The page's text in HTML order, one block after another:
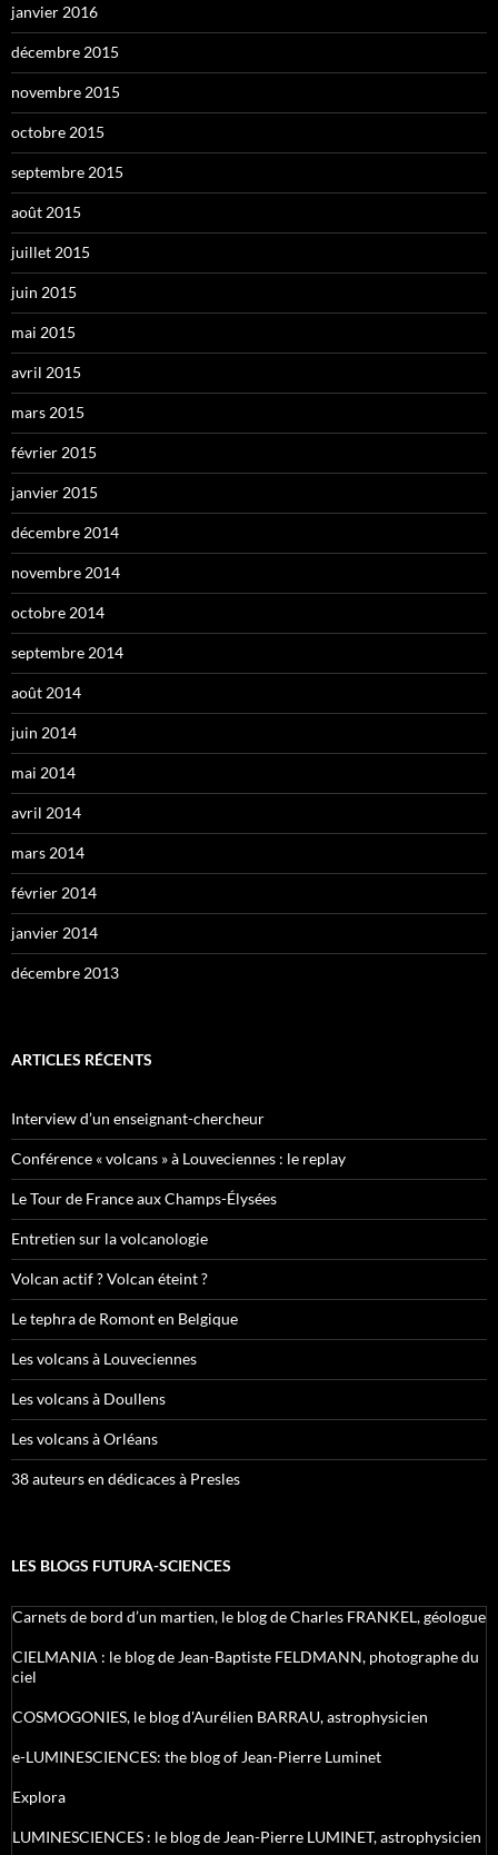
janvier 2016
décembre 2015
novembre 2015
octobre 2015
septembre 2015
août 2015
juillet 2015
juin 2015
mai 2015
avril 2015
mars 2015
février 2015
janvier 2015
décembre 2014
novembre 2014
octobre 2014
septembre 2014
août 2014
juin 2014
mai 2014
avril 2014
mars 2014
février 2014
janvier 2014
décembre 2013
ARTICLES RÉCENTS
Interview d’un enseignant-chercheur
Conférence « volcans » à Louveciennes : le replay
Le Tour de France aux Champs-Élysées
Entretien sur la volcanologie
Volcan actif ? Volcan éteint ?
Le tephra de Romont en Belgique
Les volcans à Louveciennes
Les volcans à Doullens
Les volcans à Orléans
38 auteurs en dédicaces à Presles
LES BLOGS FUTURA-SCIENCES
Carnets de bord d’un martien, le blog de Charles FRANKEL, géologue
CIELMANIA : le blog de Jean-Baptiste FELDMANN, photographe du
ciel
COSMOGONIES, le blog d'Aurélien BARRAU, astrophysicien
e-LUMINESCIENCES: the blog of Jean-Pierre Luminet
Explora
LUMINESCIENCES : le blog de Jean-Pierre LUMINET, astrophysicien